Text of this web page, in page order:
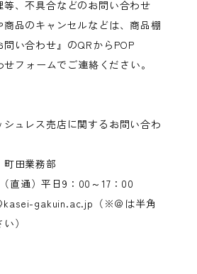
、不具合などのお問い合わせ
品のキャンセルなどは、商品棚
い合わせ』のQRからPOP
フォームでご連絡ください。
ュレス売店に関するお問い合わ
田業務部
直通）平日9：00～17：00
kasei-gakuin.ac.jp（※＠は半角
）